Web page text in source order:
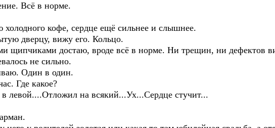
Всё в норме.
холодного кофе, сердце ещё сильнее и слышнее.
дверцу, вижу его. Кольцо.
щипчиками достаю, вроде всё в норме. Ни трещин, ни дефектов
не сильно.
Один в один.
Где какое?
левой....Отложил на всякий...Ух...Сердце стучит...